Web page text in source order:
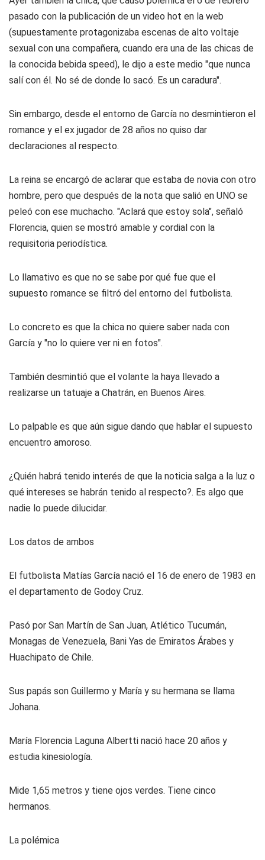
pasado con la publicación de un video hot en la web
(supuestamente protagonizaba escenas de alto voltaje
sexual con una compañera, cuando era una de las chicas de
la conocida bebida speed), le dijo a este medio "que nunca
salí con él. No sé de donde lo sacó. Es un caradura".
Sin embargo, desde el entorno de García no desmintieron el
romance y el ex jugador de 28 años no quiso dar
declaraciones al respecto.
La reina se encargó de aclarar que estaba de novia con otro
hombre, pero que después de la nota que salió en UNO se
peleó con ese muchacho. "Aclará que estoy sola", señaló
Florencia, quien se mostró amable y cordial con la
requisitoria periodística.
Lo llamativo es que no se sabe por qué fue que el
supuesto romance se filtró del entorno del futbolista.
Lo concreto es que la chica no quiere saber nada con
García y "no lo quiere ver ni en fotos".
También desmintió que el volante la haya llevado a
realizarse un tatuaje a Chatrán, en Buenos Aires.
Lo palpable es que aún sigue dando que hablar el supuesto
encuentro amoroso.
¿Quién habrá tenido interés de que la noticia salga a la luz o
qué intereses se habrán tenido al respecto?. Es algo que
nadie lo puede dilucidar.
Los datos de ambos
El futbolista Matías García nació el 16 de enero de 1983 en
el departamento de Godoy Cruz.
Pasó por San Martín de San Juan, Atlético Tucumán,
Monagas de Venezuela, Bani Yas de Emiratos Árabes y
Huachipato de Chile.
Sus papás son Guillermo y María y su hermana se llama
Johana.
María Florencia Laguna Albertti nació hace 20 años y
estudia kinesiología.
Mide 1,65 metros y tiene ojos verdes. Tiene cinco
hermanos.
La polémica